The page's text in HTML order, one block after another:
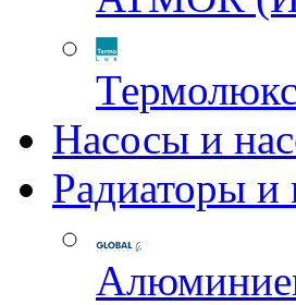
Насосы и
Радиаторы и